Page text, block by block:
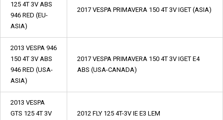
125 4T 3V ABS
946 RED (EU-
ASIA)
2017 VESPA PRIMAVERA 150 4T 3V IGET (ASIA)
2013 VESPA 946
150 4T 3V ABS
946 RED (USA-
ASIA)
2017 VESPA PRIMAVERA 150 4T 3V IGET E4
ABS (USA-CANADA)
2013 VESPA
GTS 125 4T 3V
2012 FLY 125 4T-3V IE E3 LEM